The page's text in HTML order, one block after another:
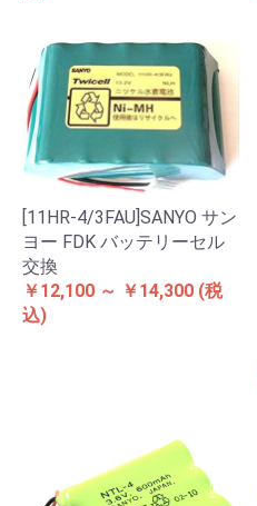
[11HR-4/3FAU]SANYO サン
ヨー FDK バッテリーセル
交換
￥12,100 ～ ￥14,300 (税
込)